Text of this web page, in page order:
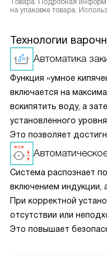
Товара. Подробная
на упаковке товара.
Технологии
Автоматика
Функция «умное
включается на
вскипятить воду, а
установленного
Это позволяет
короткие сроки,
активации опции
Система распознает
включением индукции,
При корректной
отсутствии или
Это повышает